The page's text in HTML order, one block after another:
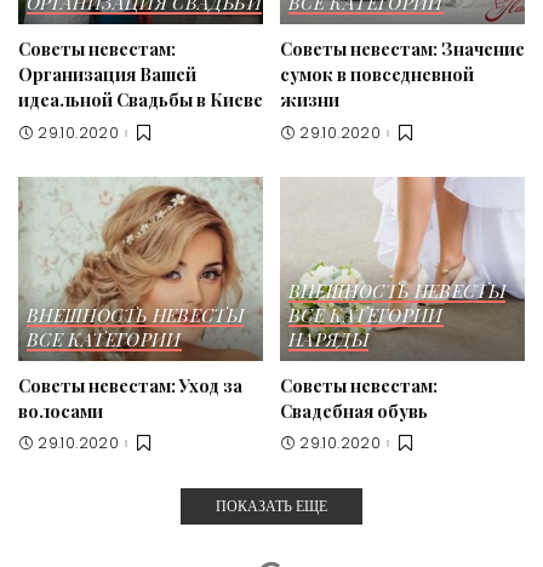
Советы невестам:
Организация Вашей
идеальной Свадьбы в Киеве
29.10.2020
Советы невестам: Значение
сумок в повседневной
жизни
29.10.2020
ВНЕШНОСТЬ НЕВЕСТЫ
ВСЕ КАТЕГОРИИ
Советы невестам: Уход за
волосами
29.10.2020
ВНЕШНОСТЬ НЕВЕСТЫ
ВСЕ КАТЕГОРИИ
НАРЯДЫ
Советы невестам:
Свадебная обувь
29.10.2020
ПОКАЗАТЬ ЕЩЕ